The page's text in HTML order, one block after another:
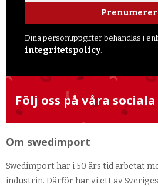
Dina personuppgifter behandlas i
integritetspolicy.
Följ oss på våra
Om swedimport
Swedimport har i 50 års tid arbetat
industrin. Därför har vi ett av